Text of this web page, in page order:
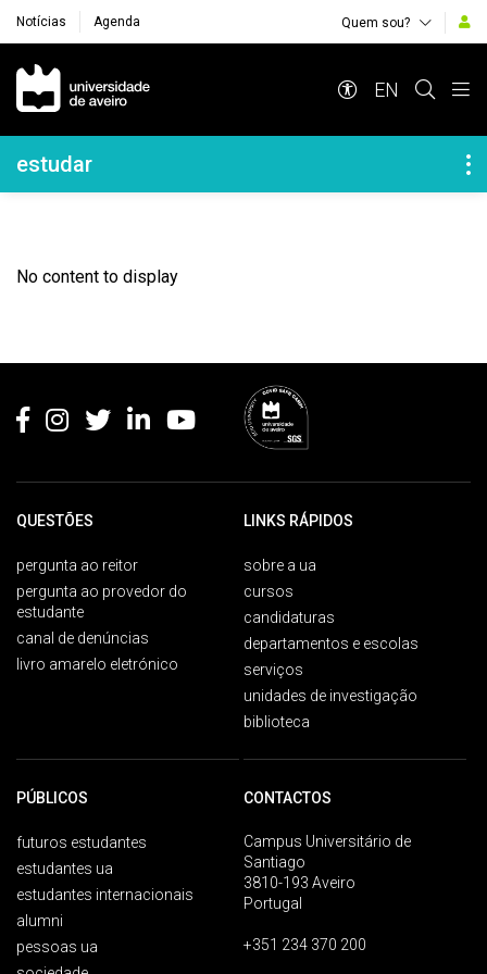
Notícias Agenda Quem sou?
Navegação Principal
EN
Navegação Lateral
estudar
No content to display
QUESTÕES
pergunta ao reitor
pergunta ao provedor do
estudante
canal de denúncias
livro amarelo eletrónico
LINKS RÁPIDOS
sobre a ua
cursos
candidaturas
departamentos e escolas
serviços
unidades de investigação
biblioteca
PÚBLICOS
futuros estudantes
estudantes ua
estudantes internacionais
alumni
pessoas ua
CONTACTOS
Campus Universitário de
Santiago
3810-193 Aveiro
Portugal
+351 234 370 200